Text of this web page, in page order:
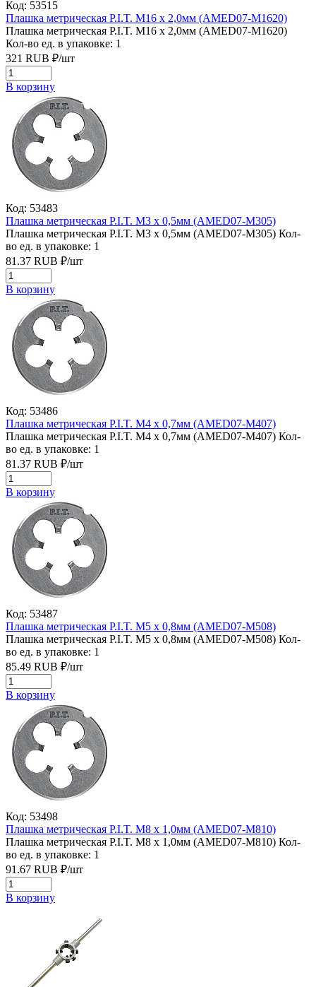
Код: 53515
Плашка метрическая P.I.T. M16 x 2,0мм (AMED07-M1620)
Плашка метрическая P.I.T. M16 x 2,0мм (AMED07-M1620)
Кол-во ед. в упаковке: 1
321 RUB ₽/шт
В корзину
Код: 53483
Плашка метрическая P.I.T. M3 x 0,5мм (AMED07-M305)
Плашка метрическая P.I.T. M3 x 0,5мм (AMED07-M305) Кол-
во ед. в упаковке: 1
81.37 RUB ₽/шт
В корзину
Код: 53486
Плашка метрическая P.I.T. M4 x 0,7мм (AMED07-M407)
Плашка метрическая P.I.T. M4 x 0,7мм (AMED07-M407) Кол-
во ед. в упаковке: 1
81.37 RUB ₽/шт
В корзину
Код: 53487
Плашка метрическая P.I.T. M5 x 0,8мм (AMED07-M508)
Плашка метрическая P.I.T. M5 x 0,8мм (AMED07-M508) Кол-
во ед. в упаковке: 1
85.49 RUB ₽/шт
В корзину
Код: 53498
Плашка метрическая P.I.T. M8 x 1,0мм (AMED07-M810)
Плашка метрическая P.I.T. M8 x 1,0мм (AMED07-M810) Кол-
во ед. в упаковке: 1
91.67 RUB ₽/шт
В корзину